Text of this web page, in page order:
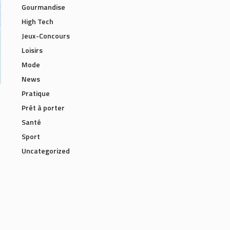
Gourmandise
High Tech
Jeux-Concours
Loisirs
Mode
News
Pratique
Prêt à porter
Santé
Sport
Uncategorized